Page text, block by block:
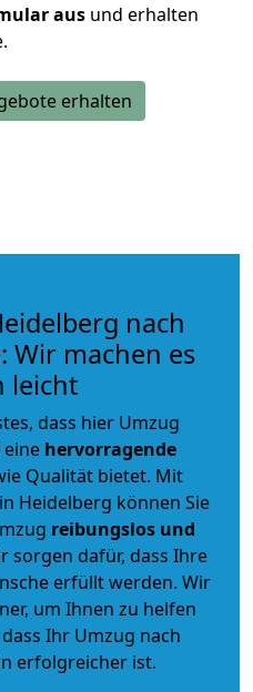
aus und erhalten
erhalten
nach
Wir machen es
leicht
dass hier Umzug
hervorragende
Qualität bietet. Mit
Heidelberg können Sie
reibungslos und
sorgen dafür, dass Ihre
erfüllt werden. Wir
um Ihnen zu helfen
Ihr Umzug nach
erfolgreicher ist.